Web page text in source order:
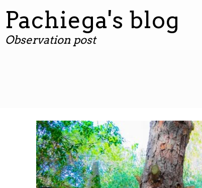
contenuto
Pachiega's blog
Observation post